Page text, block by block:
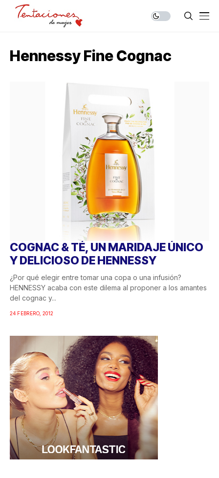
Hennessy Fine Cognac
COGNAC & TÉ, UN MARIDAJE ÚNICO
Y DELICIOSO DE HENNESSY
¿Por qué elegir entre tomar una copa o una infusión?
HENNESSY acaba con este dilema al proponer a los amantes
del cognac y...
24 FEBRERO, 2012